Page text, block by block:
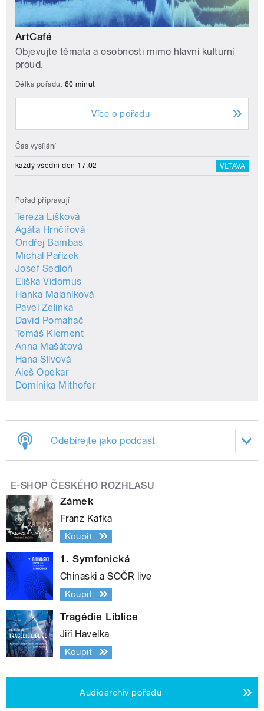
ArtCafé
Objevujte témata a osobnosti mimo hlavní kulturní
proud.
Délka pořadu: 60 minut
Více o pořadu
Čas vysílání
každý všední den 17:02 VLTAVA
Pořad připravují
Tereza Lišková
Agáta Hrnčířová
Ondřej Bambas
Michal Pařízek
Josef Sedloň
Eliška Vidomus
Hanka Malaníková
Pavel Zelinka
David Pomahač
Tomáš Klement
Anna Mašátová
Hana Slívová
Aleš Opekar
Dominika Mithofer
Odebírejte jako podcast
E-SHOP ČESKÉHO ROZHLASU
Zámek
Franz Kafka
Koupit
1. Symfonická
Chinaski a SOČR live
Koupit
Tragédie Liblice
Jiří Havelka
Koupit
Audioarchiv pořadu